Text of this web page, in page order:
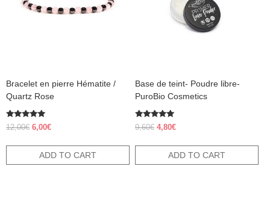
Bracelet en pierre Hématite /
Quartz Rose
Rated
5.00
12,00€ Original
12,00€.
6,00€Current
6,00€.
ADD TO CART
Base de teint- Poudre libre-
PuroBio Cosmetics
Rated
5.00
9,60€ Original
9,60€.
4,80€Current
4,80€.
ADD TO CART